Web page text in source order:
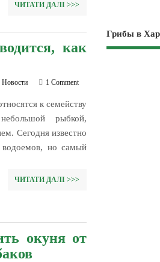
ЧИТАТИ ДАЛІ >>>
как
Новости 1 Comment
к семейству
рыбкой,
Сегодня известно
водоемов, но самый
ЧИТАТИ ДАЛІ >>>
окуня от
Грибы в